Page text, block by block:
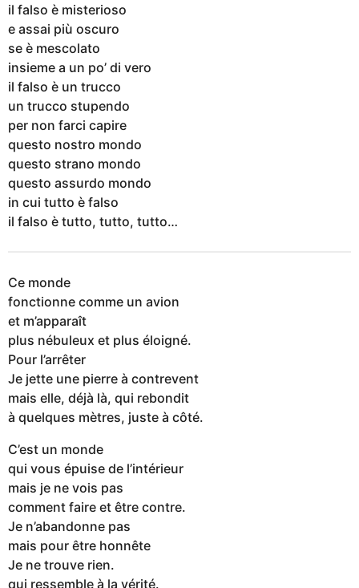
il falso è misterioso
e assai più oscuro
se è mescolato
insieme a un po’ di vero
il falso è un trucco
un trucco stupendo
per non farci capire
questo nostro mondo
questo strano mondo
questo assurdo mondo
in cui tutto è falso
il falso è tutto, tutto, tutto…
Ce monde
fonctionne comme un avion
et m’apparaît
plus nébuleux et plus éloigné.
Pour l’arrêter
Je jette une pierre à contrevent
mais elle, déjà là, qui rebondit
à quelques mètres, juste à côté.
C’est un monde
qui vous épuise de l’intérieur
mais je ne vois pas
comment faire et être contre.
Je n’abandonne pas
mais pour être honnête
Je ne trouve rien.
qui ressemble à la vérité.